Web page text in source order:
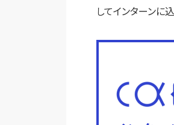
してインターンに